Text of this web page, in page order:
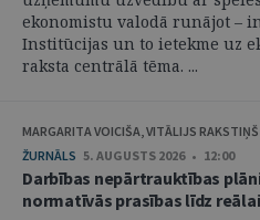
ekonomistu valodā runājot –
Institūcijas un to ietekme uz
raksta centrālā tēma. ...
MARGARITA VOICIŠA, VITĀLIJS RAKSTIŅŠ
ŽURNĀLS 5. AUGUSTS 2026 • 12:00
Darbības nepārtrauktības
normatīvās prasības līdz